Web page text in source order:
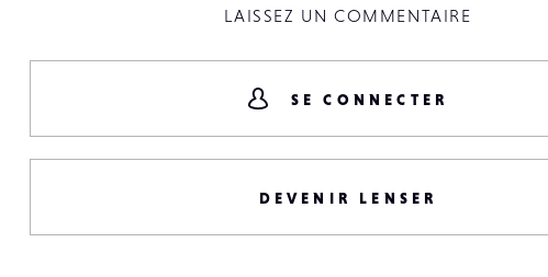
LAISSEZ UN COMMENTAIRE
SE CONNECTER
DEVENIR LENSER